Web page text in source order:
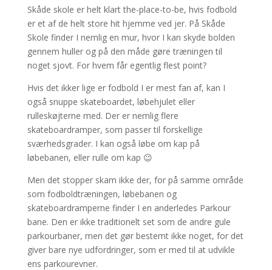
Skåde skole er helt klart the-place-to-be, hvis fodbold
er et af de helt store hit hjemme ved jer. På Skåde
Skole finder I nemlig en mur, hvor I kan skyde bolden
gennem huller og på den måde gøre træningen til
noget sjovt. For hvem får egentlig flest point?
Hvis det ikker lige er fodbold I er mest fan af, kan I
også snuppe skateboardet, løbehjulet eller
rulleskøjterne med. Der er nemlig flere
skateboardramper, som passer til forskellige
sværhedsgrader. I kan også løbe om kap på
løbebanen, eller rulle om kap 😉
Men det stopper skam ikke der, for på samme område
som fodboldtræningen, løbebanen og
skateboardramperne finder I en anderledes Parkour
bane. Den er ikke traditionelt set som de andre gule
parkourbaner, men det gør bestemt ikke noget, for det
giver bare nye udfordringer, som er med til at udvikle
ens parkourevner.